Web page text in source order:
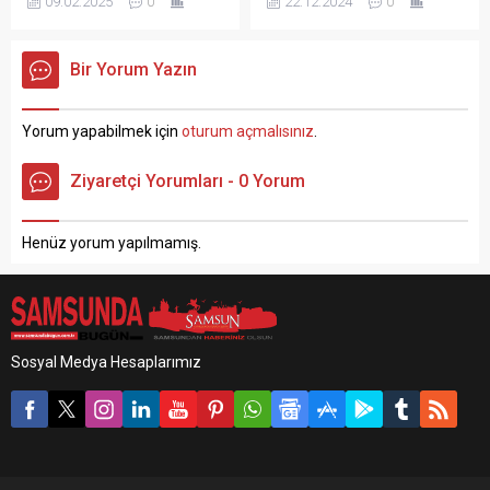
etmek için çıktığı evinin
şekilde yaralandı. Samsun
Canik ilçesine bağlı Adatepe
gelen ve edinilen bilgilere
göre evinin çatısına tamir
işlemi yapmak için çıkan 56
yaşındaki Abdullah Y. isimli
salonuna düştüğü...
öldürdükten sonra aracıyla
Yeni Mahalle‘de gece
arkadaşının evine giden (24)
arkadaşının annesi...
Bir Yorum Yazın
Yorum yapabilmek için oturum açmalısınız
Ziyaretçi Yorumları - 0 Yorum
Henüz yorum yapılmamış.
Sosyal Medya Hesaplarımız